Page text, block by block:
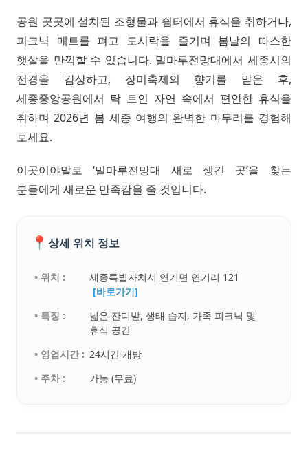
공원 곳곳에 설치된 조형물과 쉼터에서 휴식을 취하거나,
피크닉 매트를 펴고 도시락을 즐기며 봄날의 따스한
햇살을 만끽할 수 있습니다. 밀마루전망대에서 세종시의
전경을 감상하고, 장미축제의 향기를 맡은 후,
세종중앙공원에서 탁 트인 자연 속에서 편안한 휴식을
취하며 2026년 봄 세종 여행의 완벽한 마무리를 경험해
보세요.
이곳이야말로 ‘밀마루전망대 새로 생긴 곳’을 찾는
분들에게 새로운 만족감을 줄 것입니다.
📍 상세 위치 정보
• 위치 :
세종특별자치시 연기면 연기리 121
[바로가기]
• 특징 :
넓은 잔디밭, 생태 습지, 가족 피크닉 및
휴식 공간
• 영업시간 : 24시간 개방
• 주차 :
가능 (무료)